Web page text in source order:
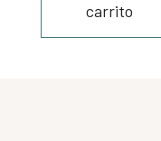
carrito